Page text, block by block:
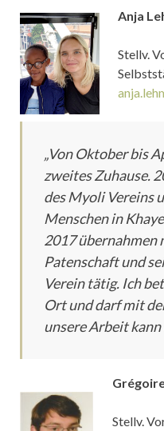
Anja
Stellv.
„Von Oktober bis
zweites Zuhause.
des Myoli Vereins
Menschen in
2017 übernahmen
Patenschaft und
Verein tätig. Ich
Ort und darf mit
unsere Arbeit kann
Stellv.